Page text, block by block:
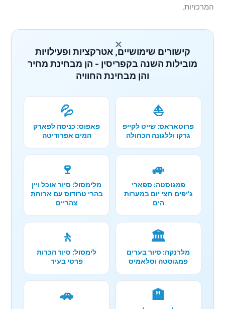
המרכזיות.
×
קישורים שימושיים, אטרקציות ופעילויות
מובילות השנה בקפריסין - הן מבחינת מחיר
והן מבחינת החוויה
⛵
פרוטאראס: שייט לקייפ
גרקו וללגונה הכחולה
💦
פאפוס: כניסה לפארק
המים אפרודיטה
🚙
פמגוסטה: ספארי
ג'יפים חצי יום במערות
הים
🍷
מלימסול: סיור אוכל ויין
בהרי טרודוס עם ארוחת
צהריים
🏛️
מלרנקה: סיור בערים
פמגוסטה וסלאמיס
🚶
לימסול: סיור הכרות
פרטי בעיר
🏨
🚗